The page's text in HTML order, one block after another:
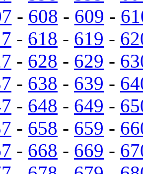
- 608 - 609 -
- 618 - 619 -
- 628 - 629 -
- 638 - 639 -
- 648 - 649 -
- 658 - 659 -
- 668 - 669 -